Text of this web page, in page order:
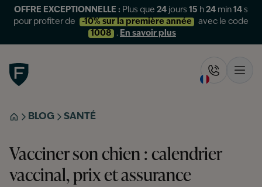
OFFRE EXCEPTIONNELLE : Plus que 24 jours 15 h 24 min 14 s
pour profiter de
-10% sur la première année
avec le code
1008
. En savoir plus
Figo
ACCUEIL
BLOG SANTÉ
Vacciner son chien : calendrier
vaccinal, prix et assurance